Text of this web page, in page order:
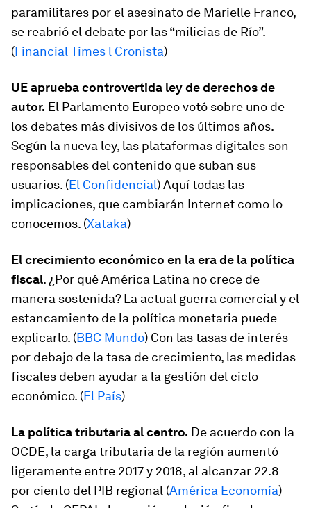
paramilitares por el asesinato de Marielle Franco,
se reabrió el debate por las “milicias de Río”.
(Financial Times l Cronista)
UE aprueba controvertida ley de derechos de
autor. El Parlamento Europeo votó sobre uno de
los debates más divisivos de los últimos años.
Según la nueva ley, las plataformas digitales son
responsables del contenido que suban sus
usuarios. (El Confidencial) Aquí todas las
implicaciones, que cambiarán Internet como lo
conocemos. (Xataka)
El crecimiento económico en la era de la política
fiscal. ¿Por qué América Latina no crece de
manera sostenida? La actual guerra comercial y el
estancamiento de la política monetaria puede
explicarlo. (BBC Mundo) Con las tasas de interés
por debajo de la tasa de crecimiento, las medidas
fiscales deben ayudar a la gestión del ciclo
económico. (El País)
La política tributaria al centro. De acuerdo con la
OCDE, la carga tributaria de la región aumentó
ligeramente entre 2017 y 2018, al alcanzar 22.8
por ciento del PIB regional (América Economía)